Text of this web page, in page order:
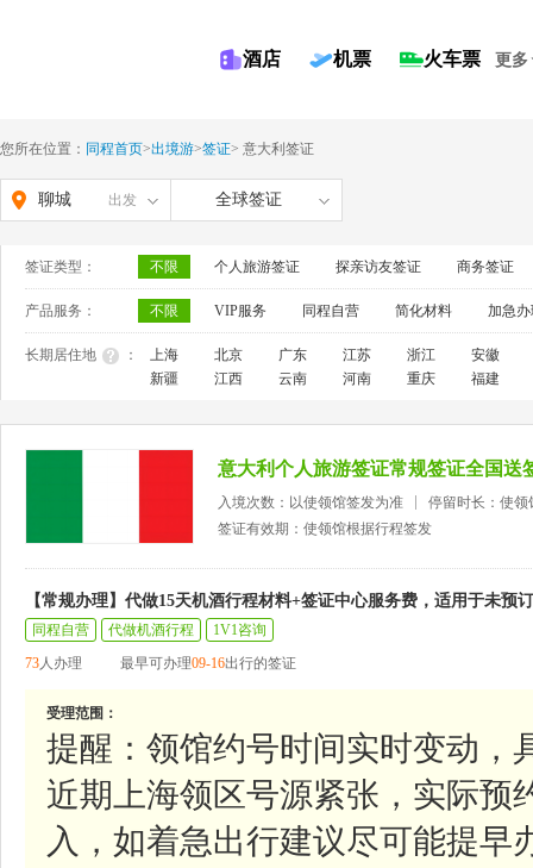
酒店 机票 火车票 更多
您所在位置： 同程首页>出境游>签证> 意大利签证
聊城 出发 全球签证
签证类型： 不限 个人旅游签证 探亲访友签证 商务签证
产品服务： 不限 VIP服务 同程自营 简化材料 加急
长期居住地 ： 上海 北京 广东 江苏 浙江
安徽
新疆
江西 云南 河南 重庆 福建
意大利个人旅游签证常规签证全国送
入境次数：以使领馆签发为准
停留时长：使领
签证有效期：使领馆根据行程签发
【常规办理】代做15天机酒行程材料+签证中心服务费，适用于未预
同程自营 代做机酒行程
1V1咨询
73人办理 最早可办理09-16出行的签证
受理范围：
提醒：领馆约号时间实时变动，
近期上海领区号源紧张，实际预
入，如着急出行建议尽可能提